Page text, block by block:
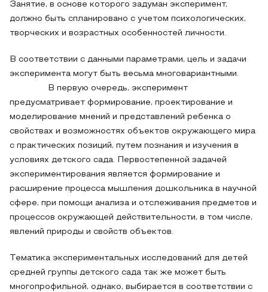
Занятие, в основе которого задуман эксперимент,
должно быть спланировано с учетом психологических,
творческих и возрастных особенностей личности.
В соответствии с данными параметрами, цель и задачи
эксперимента могут быть весьма многовариантными.
В первую очередь, эксперимент
предусматривает формирование, проектирование и
моделирование мнений и представлений ребенка о
свойствах и возможностях объектов окружающего мира
с практических позиций, путем познания и изучения в
условиях детского сада. Первостепенной задачей
экспериментирования является формирование и
расширение процесса мышления дошкольника в научной
сфере, при помощи анализа и отслеживания предметов и
процессов окружающей действительности, в том числе,
явлений природы и свойств объектов.
Тематика экспериментальных исследований для детей
средней группы детского сада так же может быть
многопрофильной, однако, выбирается в соответствии с